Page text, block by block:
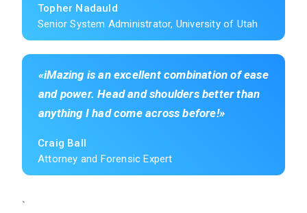
Topher Nadauld
Senior System Administrator, University of Utah
iMazing is an excellent combination of ease
and power. Head and shoulders better than
anything I had come across before!
Craig Ball
Attorney and Forensic Expert
`